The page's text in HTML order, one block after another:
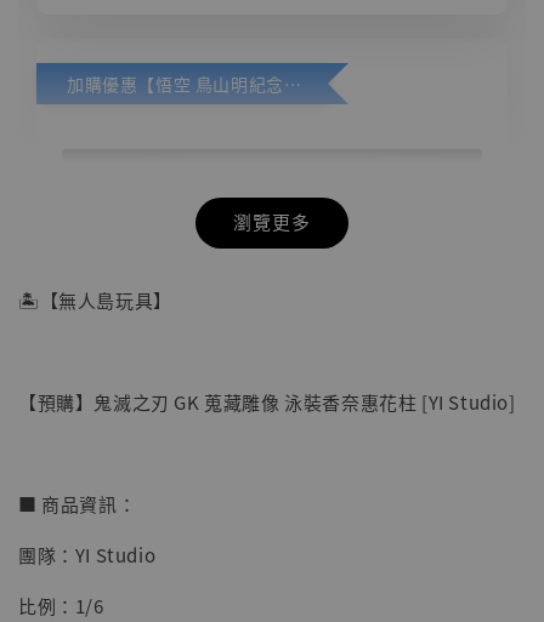
加購優惠【悟空 鳥山明紀念款 [奇蹟工作室]】
【店內現貨】七龍珠 系列蒐藏雕像 悟空 鳥山
瀏覽更多
🏝【無人島玩具】
【預購】鬼滅之刃 GK 蒐藏雕像 泳裝香奈惠花柱 [YI Studio]
■ 商品資訊：
團隊：YI Studio
比例：1/6